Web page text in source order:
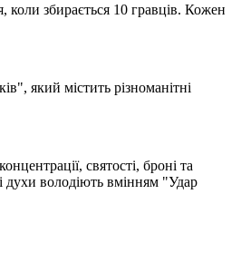
збирається 10 гравців. Кожен
який містить різноманітні
святості, броні та
духи володіють вмінням "Удар